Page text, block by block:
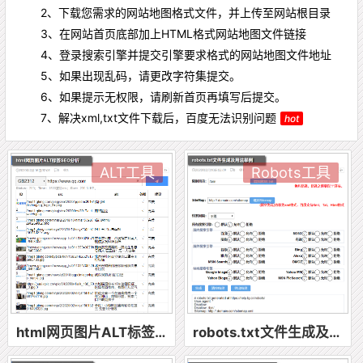
2、下载您需求的网站地图格式文件，并上传至网站根目录
3、在网站首页底部加上HTML格式网站地图文件链接
4、登录搜索引擎并提交引擎要求格式的网站地图文件地址
5、如果出现乱码，请更改字符集提交。
6、如果提示无权限，请刷新首页再填写后提交。
7、解决xml,txt文件下载后，百度无法识别问题
hot
ALT工具
html网页图片ALT标签SEO分析
Robots工具
robots.txt文件生成及用法举例